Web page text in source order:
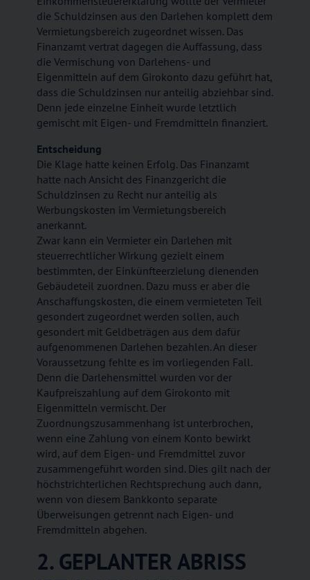
die Schuldzinsen aus den Darlehen komplett dem
Vermietungsbereich zugeordnet wissen. Das
Finanzamt vertrat dagegen die Auffassung, dass
die Vermischung von Darlehens- und
Eigenmitteln auf dem Girokonto dazu geführt hat,
dass die Schuldzinsen nur anteilig abziehbar sind.
Denn jede einzelne Einheit wurde letztlich
gemischt mit Eigen- und Fremdmitteln finanziert.
Entscheidung
Die Klage hatte keinen Erfolg. Das Finanzamt
hatte nach Ansicht des Finanzgericht die
Schuldzinsen zu Recht nur anteilig als
Werbungskosten im Vermietungsbereich
anerkannt.
Zwar kann ein Vermieter ein Darlehen mit
steuerrechtlicher Wirkung gezielt einem
bestimmten, der Einkünfteerzielung dienenden
Gebäudeteil zuordnen. Dazu muss er aber die
Anschaffungskosten, die einem vermieteten Teil
gesondert zugeordnet werden sollen, auch
gesondert mit Geldbeträgen aus dem dafür
aufgenommenen Darlehen bezahlen. An dieser
Voraussetzung fehlte es im vorliegenden Fall.
Denn die Darlehensmittel wurden vor der
Kaufpreiszahlung auf dem Girokonto mit
Eigenmitteln vermischt. Der
Zuordnungszusammenhang ist unterbrochen,
wenn eine Zahlung von einem Konto bewirkt
wird, auf dem Eigen- und Fremdmittel zuvor
zusammengeführt worden sind. Dies gilt nach der
höchstrichterlichen Rechtsprechung auch dann,
wenn von diesem Bankkonto separate
Überweisungen getrennt nach Eigen- und
Fremdmitteln abgehen.
2. GEPLANTER ABRISS